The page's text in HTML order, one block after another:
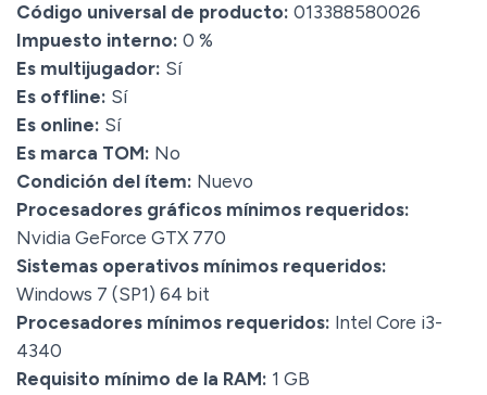
Código universal de producto: 013388580026
Impuesto interno: 0 %
Es multijugador: Sí
Es offline: Sí
Es online: Sí
Es marca TOM: No
Condición del ítem: Nuevo
Procesadores gráficos mínimos requeridos:
Nvidia GeForce GTX 770
Sistemas operativos mínimos requeridos:
Windows 7 (SP1) 64 bit
Procesadores mínimos requeridos: Intel Core i3-
4340
Requisito mínimo de la RAM: 1 GB